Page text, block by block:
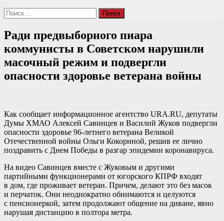
Найти:
Ради предвыборного пиара
коммунисты в Советском нарушили
масочный режим и подвергли
опасности здоровье ветерана войны
Как сообщает информационное агентство URA.RU, депутаты
Думы ХМАО Алексей Савинцев и Василий Жуков подвергли
опасности здоровье 96-летнего ветерана Великой
Отечественной войны Ольги Кокориной, решив ее лично
поздравить с Днем Победы в разгар эпидемии коронавируса.
На видео Савинцев вместе с Жуковым и другими
партийными функционерами от югорского КПРФ входят
в дом, где проживает ветеран. Причем, делают это без масок
и перчаток. Они неоднократно обнимаются и целуются
с пенсионеркой, затем продолжают общение на диване, явно
нарушая дистанцию в полтора метра.